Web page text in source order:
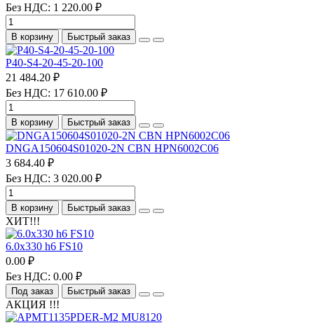
Без НДС: 1 220.00 ₽
В корзину Быстрый заказ
P40-S4-20-45-20-100
21 484.20 ₽
Без НДС: 17 610.00 ₽
В корзину Быстрый заказ
DNGA150604S01020-2N CBN HPN6002C06
3 684.40 ₽
Без НДС: 3 020.00 ₽
В корзину Быстрый заказ
ХИТ!!!
6.0х330 h6 FS10
0.00 ₽
Без НДС: 0.00 ₽
Под заказ Быстрый заказ
АКЦИЯ !!!